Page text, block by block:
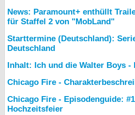
News: Paramount+ enthüllt
für Staffel 2 von "MobLand"
Starttermine (Deutschland):
Deutschland
Inhalt: Ich und die Walter Boys -
Chicago Fire -
Chicago Fire - Episodenguide:
Hochzeitsfeier